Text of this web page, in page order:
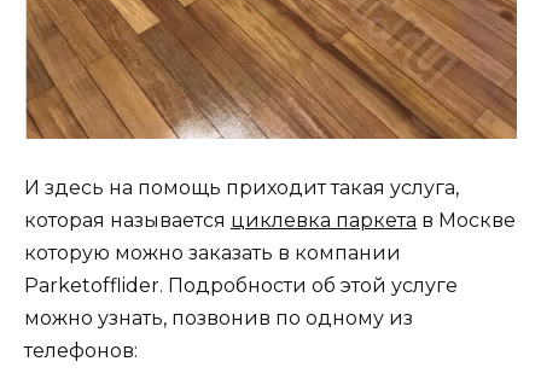
И здесь на помощь приходит такая услуга,
которая называется циклевка паркета в Москве
которую можно заказать в компании
Parketofflider. Подробности об этой услуге
можно узнать, позвонив по одному из
телефонов: